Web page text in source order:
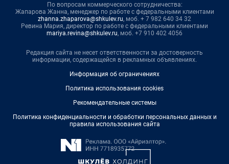
По вопросам коммерческого сотрудничества:
Жапарова Жанна, менеджер по работе с федеральными клиентами
zhanna.zhaparova@shkulev.ru, моб. + 7 982 640 34 32
Ревина Мария, директор по работе с федеральными клиентами
mariya.revina@shkulev.ru, моб. +7 910 402 4056
Редакция сайта не несет ответственности за достоверность
информации, содержащейся в рекламных объявлениях.
Информация об ограничениях
Политика использования cookies
Рекомендательные системы
Политика конфиденциальности и обработки персональных данных и
правила использования сайта